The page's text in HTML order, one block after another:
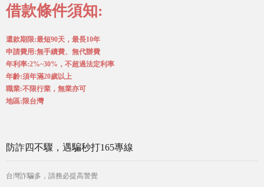
借款條件須知:
還款期限:最短90天，最長10年
申請費用:無手續費、無代辦費
年利率:2%~30%，不超過法定利率
年齡:須年滿20歲以上
職業:不限行業，無業亦可
地區:限台灣
防詐四不驟，遇騙秒打165專線
台灣詐騙多，請務必提高警覺